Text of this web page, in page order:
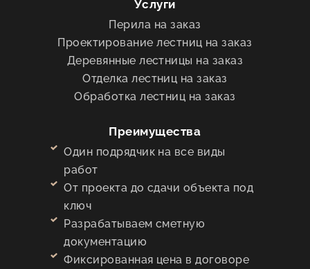
Услуги
Перила на заказ
Проектирование лестниц на заказ
Деревянные лестницы на заказ
Отделка лестниц на заказ
Обработка лестниц на заказ
Преимущества
Один подрядчик на все виды
работ
От проекта до сдачи объекта под
ключ
Разрабатываем сметную
документацию
Фиксированная цена в договоре